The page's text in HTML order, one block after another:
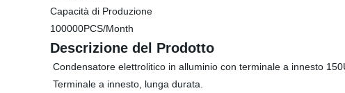
Capacità di Produzione
100000PCS/Month
Descrizione del Prodotto
Condensatore elettrolitico in alluminio con terminale a innesto
Terminale a innesto, lunga durata.